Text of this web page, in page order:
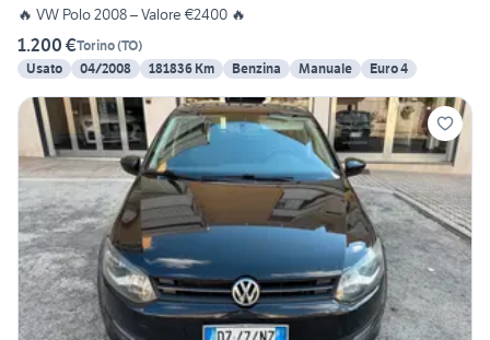
🔥 VW Polo 2008 – Valore €2400 🔥
1.200 €Torino(TO)
Usato
04/2008 181836 Km Benzina Manuale Euro 4